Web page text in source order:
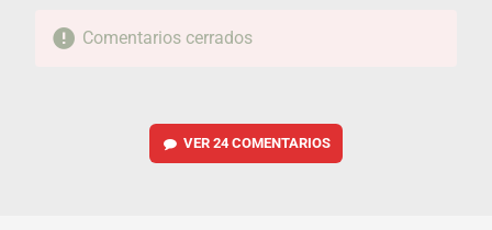
Comentarios cerrados
VER 24 COMENTARIOS